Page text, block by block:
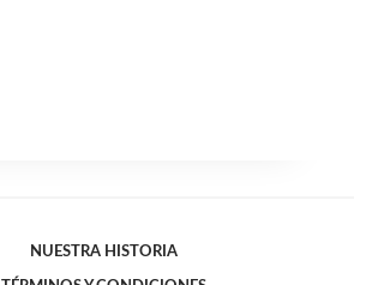
NUESTRA HISTORIA